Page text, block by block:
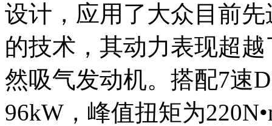
设计，应用了大众目前
的技术，其动力表现超
然吸气发动机。搭配7速
96kW，峰值扭矩为